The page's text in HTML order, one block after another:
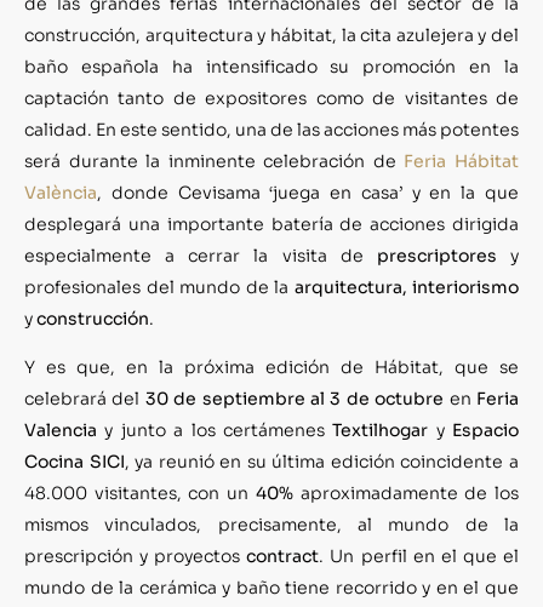
construcción, arquitectura y hábitat, la cita azulejera y del
baño española ha intensificado su promoción en la
captación tanto de expositores como de visitantes de
calidad. En este sentido, una de las acciones más potentes
será durante la inminente celebración de Feria Hábitat
València, donde Cevisama ‘juega en casa’ y en la que
desplegará una importante batería de acciones dirigida
especialmente a cerrar la visita de prescriptoresy
profesionales del mundo de la arquitectura, interiorismo
yconstrucción.
Y es que, en la próxima edición de Hábitat, que se
celebrará del 30 de septiembre al 3 de octubre en Feria
Valencia y junto a los certámenesTextilhogar y Espacio
Cocina SICI, ya reunió en su última edición coincidente a
48.000 visitantes, con un 40%aproximadamente de los
mismos vinculados, precisamente, al mundo de la
prescripción y proyectoscontract. Un perfil en el que el
mundo de la cerámica y baño tiene recorrido y en el que